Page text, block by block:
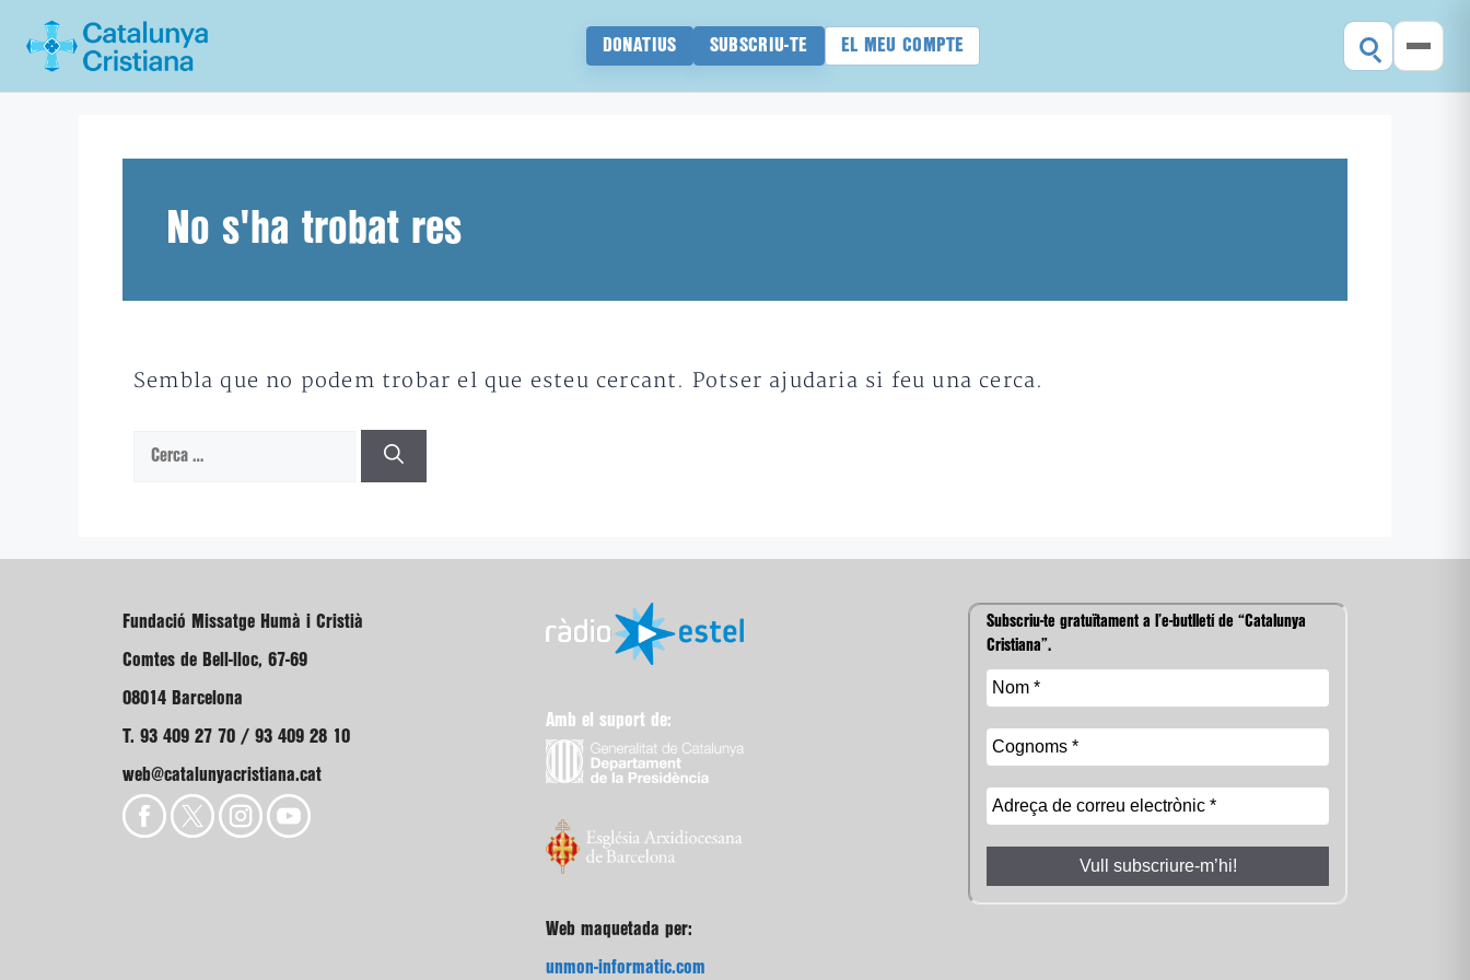
DONATIUS SUBSCRIU-TE EL MEU COMPTE
No s'ha trobat res
Sembla que no podem trobar el que esteu cercant. Potser ajudaria si feu una cerca.
Cerca:
Fundació Missatge Humà i Cristià
Comtes de Bell-lloc, 67-69
08014 Barcelona
T. 93 409 27 70 / 93 409 28 10
web@catalunyacristiana.cat
Amb el suport de:
Web maquetada per:
unmon-informatic.com
Subscriu-te gratuïtament a l’e-butlletí de “Catalunya
Cristiana”.